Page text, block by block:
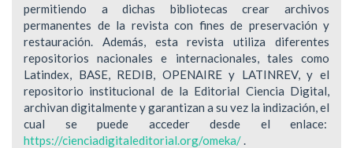
permitiendo a dichas bibliotecas crear archivos
permanentes de la revista con fines de preservación y
restauración. Además, esta revista utiliza diferentes
repositorios nacionales e internacionales, tales como
Latindex, BASE, REDIB, OPENAIRE y LATINREV, y el
repositorio institucional de la Editorial Ciencia Digital,
archivan digitalmente y garantizan a su vez la indización, el
cual se puede acceder desde el enlace:
https://cienciadigitaleditorial.org/omeka/.